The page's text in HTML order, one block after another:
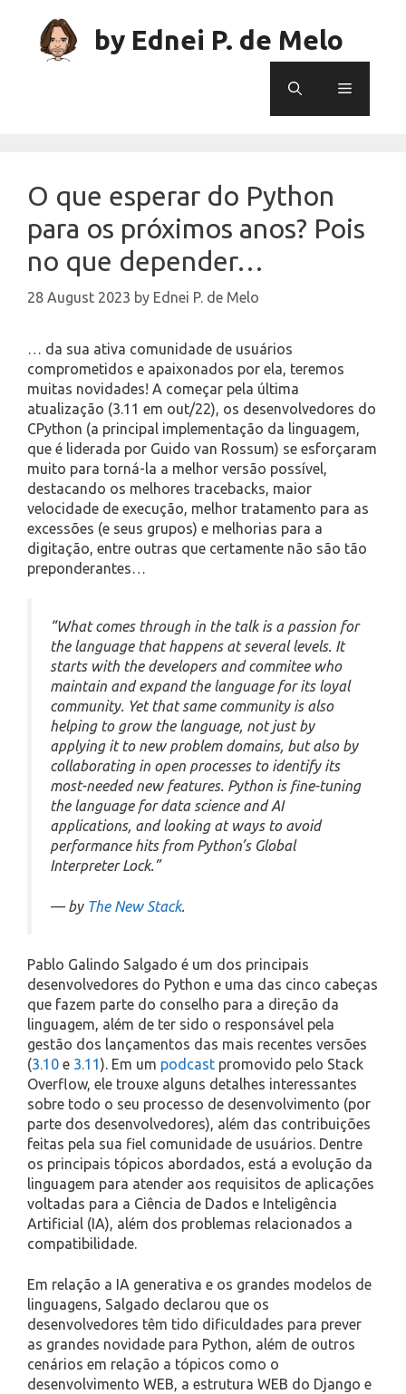
content
by Ednei P. de Melo
Menu
O que esperar do Python
para os próximos anos? Pois
no que depender…
28 August 2023 by Ednei P. de Melo
… da sua ativa comunidade de usuários
comprometidos e apaixonados por ela, teremos
muitas novidades! A começar pela última
atualização (3.11 em out/22), os desenvolvedores do
CPython (a principal implementação da linguagem,
que é liderada por Guido van Rossum) se esforçaram
muito para torná-la a melhor versão possível,
destacando os melhores tracebacks, maior
velocidade de execução, melhor tratamento para as
excessões (e seus grupos) e melhorias para a
digitação, entre outras que certamente não são tão
preponderantes…
“What comes through in the talk is a passion for
the language that happens at several levels. It
starts with the developers and commitee who
maintain and expand the language for its loyal
community. Yet that same community is also
helping to grow the language, not just by
applying it to new problem domains, but also by
collaborating in open processes to identify its
most-needed new features. Python is fine-tuning
the language for data science and AI
applications, and looking at ways to avoid
performance hits from Python’s Global
Interpreter Lock.”
— by The New Stack.
Pablo Galindo Salgado é um dos principais
desenvolvedores do Python e uma das cinco cabeças
que fazem parte do conselho para a direção da
linguagem, além de ter sido o responsável pela
gestão dos lançamentos das mais recentes versões
(3.10 e 3.11). Em um podcast promovido pelo Stack
Overflow, ele trouxe alguns detalhes interessantes
sobre todo o seu processo de desenvolvimento (por
parte dos desenvolvedores), além das contribuições
feitas pela sua fiel comunidade de usuários. Dentre
os principais tópicos abordados, está a evolução da
linguagem para atender aos requisitos de aplicações
voltadas para a Ciência de Dados e Inteligência
Artificial (IA), além dos problemas relacionados a
compatibilidade.
Em relação a IA generativa e os grandes modelos de
linguagens, Salgado declarou que os
desenvolvedores têm tido dificuldades para prever
as grandes novidade para Python, além de outros
cenários em relação a tópicos como o
desenvolvimento WEB, a estrutura WEB do Django e